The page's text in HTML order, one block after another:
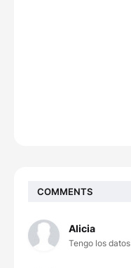
COMMENTS
Alicia
Tengo los datos